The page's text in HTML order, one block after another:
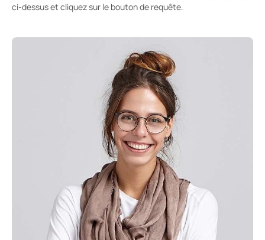
ci-dessus et cliquez sur le bouton de requête.